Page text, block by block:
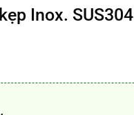
Inox. SUS304